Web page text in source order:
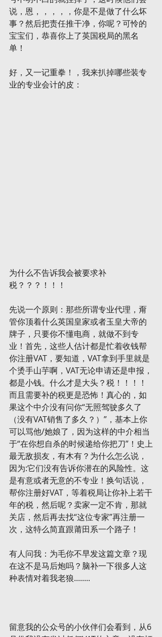
说，恩，，，，，你是不是做了什么坏
事？然后把责任推干净，你呢？可怜的
宝宝们，恭喜你上了英国税局的黑名
单！
好，又一记重拳！，我来扒掉哪些装专
业的专业会计的皮：
为什么不告诉我会被要求补
税？？？！！！
先说一个原则：那些所谓专业代理，甭
管你顶着什么英国皇家或者玉皇大帝的
牌子，只要你不懂电商，就做不到专
业！首先，这些人估计都是忙着收钱帮
你注册VAT，要知道，VAT拿到手里就是
个烫手山芋啊，VAT无论申请还是申报，
都是小钱。什么才是大头？税！！！！
而且需要补的税更是恐怖！真心的，如
果这个中介没有问你“无照驾驶多久了
（没有VAT销售了多久？）”，基本上你
可以骂他/她娘了，因为这样的中介相当
于“在你想自杀的时候递给你把刀”！史上
最无敌损友，有木有？为什么怎么说，
因为:它们没有告诉你潜在的风险性。这
是有意或者无意的不专业！换句话说，
帮你注册好VAT，等着税局让你补上若干
年的税，然后呢？卖家一定不肯，那就
关店，然后再去找“这位专家”再注册一
次，这特么简直跟莆田系一个路子！
有人问我：为毛你不早发这篇文章？现
在这不是马后炮吗？脑补一下很多人这
种表情对着我老狼........
留意我的公众号的小伙伴们会看到，从6